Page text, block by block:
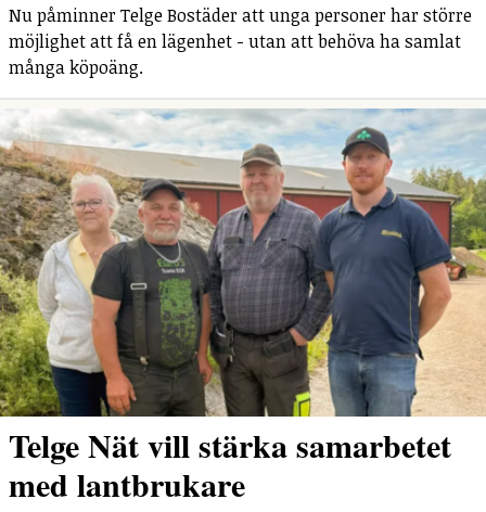
Nu påminner Telge Bostäder att unga personer har större
möjlighet att få en lägenhet - utan att behöva ha samlat
många köpoäng.
Telge Nät vill stärka samarbetet
med lantbrukare